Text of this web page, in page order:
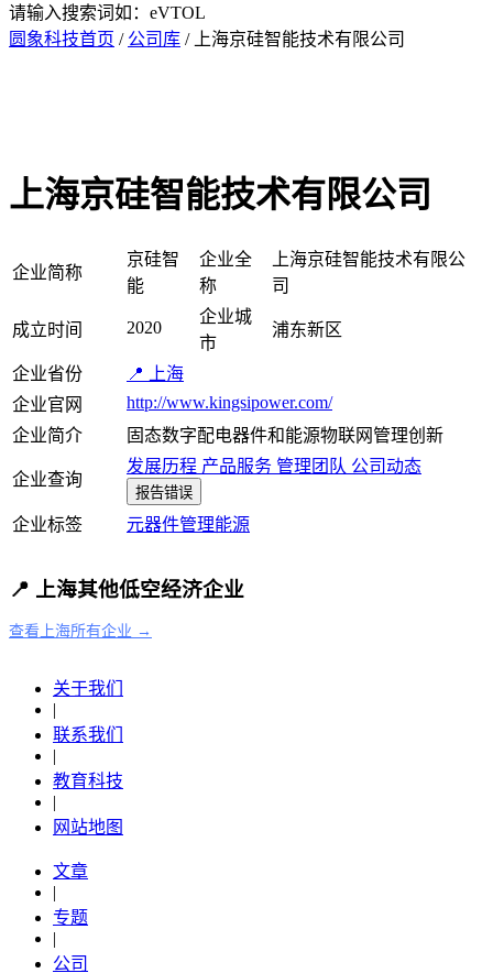
请输入搜索词如：eVTOL
圆象科技首页 / 公司库 / 上海京硅智能技术有限公司
上海京硅智能技术有限公司
企业简称
京硅智
能
企业全
称
上海京硅智能技术有限公
司
成立时间 2020
企业城
市
浦东新区
企业省份
📍 上海
企业官网
http://www.kingsipower.com/
企业简介
固态数字配电器件和能源物联网管理创新
企业查询
发展历程 产品服务 管理团队 公司动态
报告错误
企业标签 元器件管理能源
📍 上海其他低空经济企业
查看上海所有企业 →
关于我们
|
联系我们
|
教育科技
|
网站地图
文章
|
专题
|
公司